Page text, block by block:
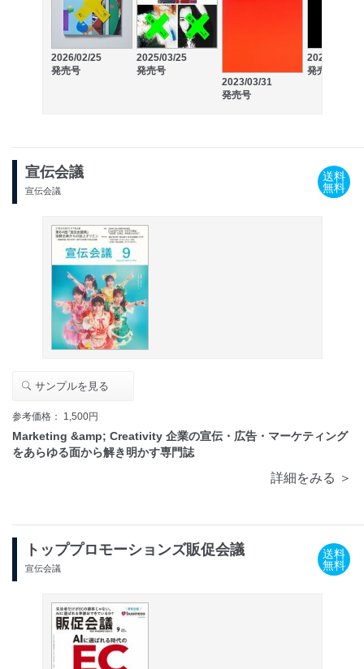
2026/02/25
発売号
2025/03/25
発売号
2023/03/31
発売号
2022/03/01
発売号
宣伝会議
宣伝会議
送料
無料
サンプルを見る
参考価格： 1,500円
Marketing &amp; Creativity 企業の宣伝・広告・マーケティング
をあらゆる面から解き明かす専門誌
詳細をみる ＞
トッププロモーションズ販促会議
宣伝会議
送料
無料